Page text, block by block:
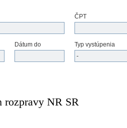
ČPT
Dátum do Typ vystúpenia
rozpravy NR SR